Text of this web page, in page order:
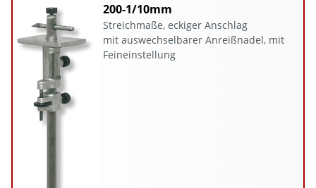
200-1/10mm
Streichmaße, eckiger Anschlag
mit auswechselbarer Anreißnadel, mit
Feineinstellung